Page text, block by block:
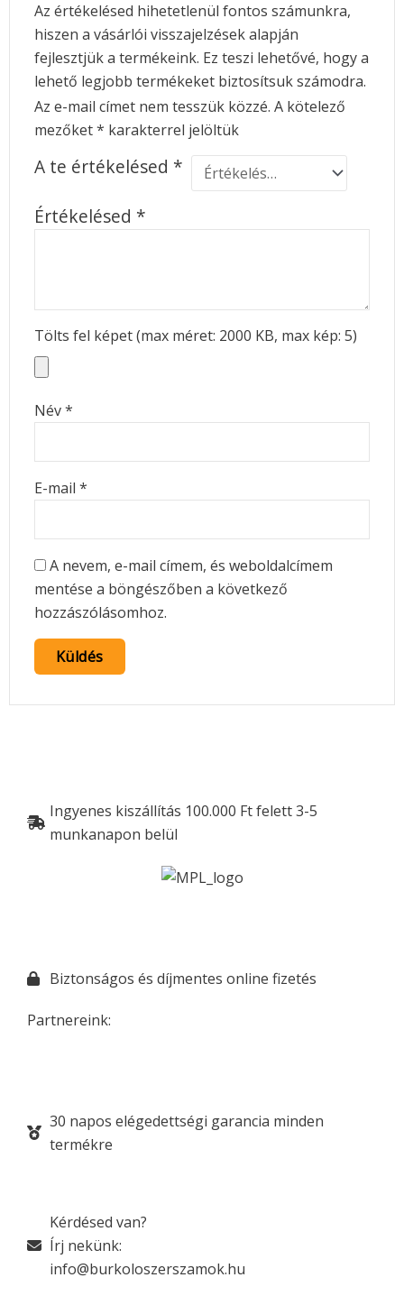
Az értékelésed hihetetlenül fontos számunkra,
hiszen a vásárlói visszajelzések alapján
fejlesztjük a termékeink. Ez teszi lehetővé, hogy a
lehető legjobb termékeket biztosítsuk számodra.
Az e-mail címet nem tesszük közzé. A kötelező
mezőket* karakterrel jelöltük
A te értékelésed *
Értékelésed *
Tölts fel képet (max méret: 2000 KB, max kép: 5)
Név*
E-mail *
A nevem, e-mail címem, és weboldalcímem
mentése a böngészőben a következő
hozzászólásomhoz.
Ingyenes kiszállítás 100.000 Ft felett 3-5
munkanapon belül
Biztonságos és díjmentes online fizetés
Partnereink:
30 napos elégedettségi garancia minden
termékre
Kérdésed van?
Írj nekünk:
info@burkoloszerszamok.hu